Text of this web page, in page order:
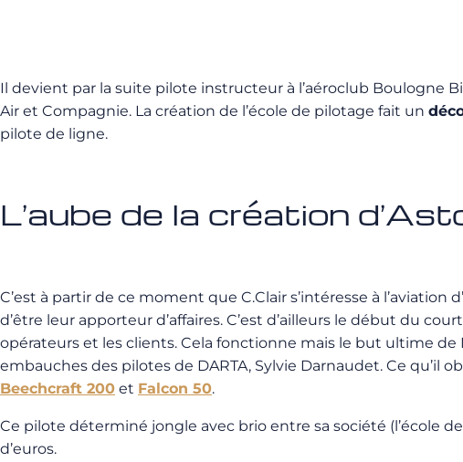
Il devient par la suite pilote instructeur à l’aéroclub Boulogne
Air et Compagnie. La création de l’école de pilotage fait un
pilote de ligne.
L’aube de la création
C’est à partir de ce moment que C.Clair s’intéresse à
d’être leur apporteur d’affaires. C’est d’ailleurs le début du
opérateurs et les clients. Cela fonctionne mais le but ultime de
embauches des pilotes de DARTA, Sylvie Darnaudet. Ce qu’il
Beechcraft 200 et Falcon 50.
Ce pilote déterminé jongle avec brio entre sa société (l’école
d’euros.